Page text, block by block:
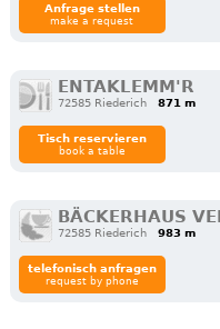
Anfrage stellen
make a request
ENTAKLEMM'R
72585 Riederich 871 m
Tisch reservieren
book a table
BÄCKERHAUS
72585 Riederich 983 m
telefonisch anfragen
request by phone